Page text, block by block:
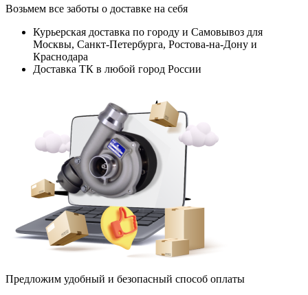
Возьмем все заботы о доставке на себя
Курьерская доставка по городу и Самовывоз для
Москвы, Санкт-Петербурга, Ростова-на-Дону и
Краснодара
Доставка ТК в любой город России
Предложим удобный и безопасный способ оплаты